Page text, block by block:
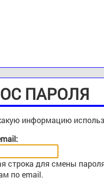
ПАРОЛЯ
информацию
строка для смены
по email.